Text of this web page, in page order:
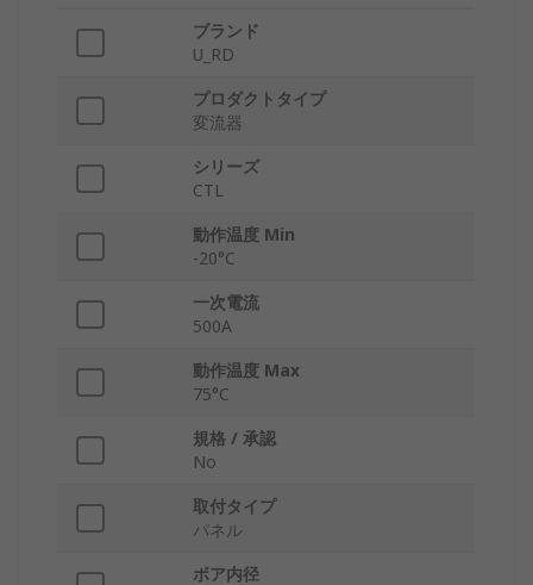
ブランド
U_RD
プロダクトタイプ
変流器
シリーズ
CTL
動作温度 Min
-20°C
一次電流
500A
動作温度 Max
75°C
規格 / 承認
No
取付タイプ
パネル
ボア内径